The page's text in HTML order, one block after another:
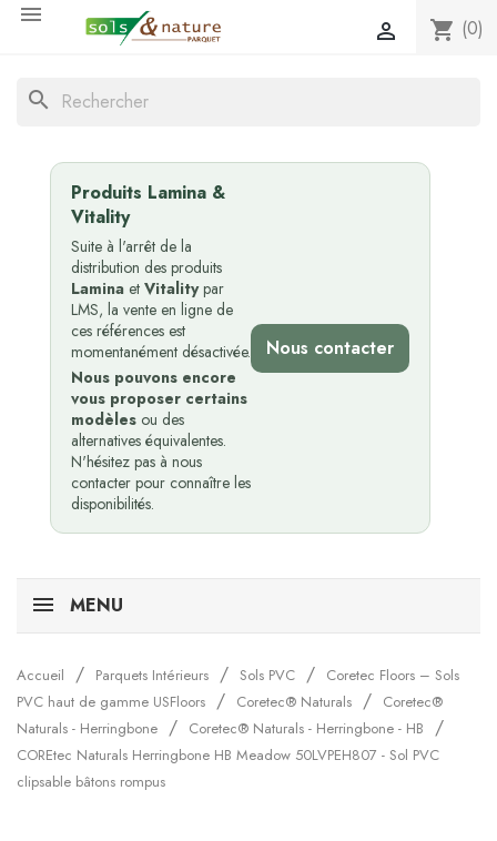

shopping_cart (0)

search
Produits Lamina &
Vitality
Suite à l'arrêt de la
distribution des produits
Lamina et Vitalitypar
LMS, la vente en ligne de
ces références est
momentanément désactivée.
Nous pouvons encore
vous proposer certains
modèles ou des
alternatives équivalentes.
N'hésitez pas à nous
contacter pour connaître les
disponibilités.
Nous contacter
MENU
Accueil Parquets Intérieurs Sols PVC
Coretec Floors – Sols
PVC haut de gamme USFloors
Coretec® Naturals
Coretec®
Naturals - Herringbone
Coretec® Naturals - Herringbone - HB
COREtec Naturals Herringbone HB Meadow 50LVPEH807 - Sol PVC
clipsable bâtons rompus